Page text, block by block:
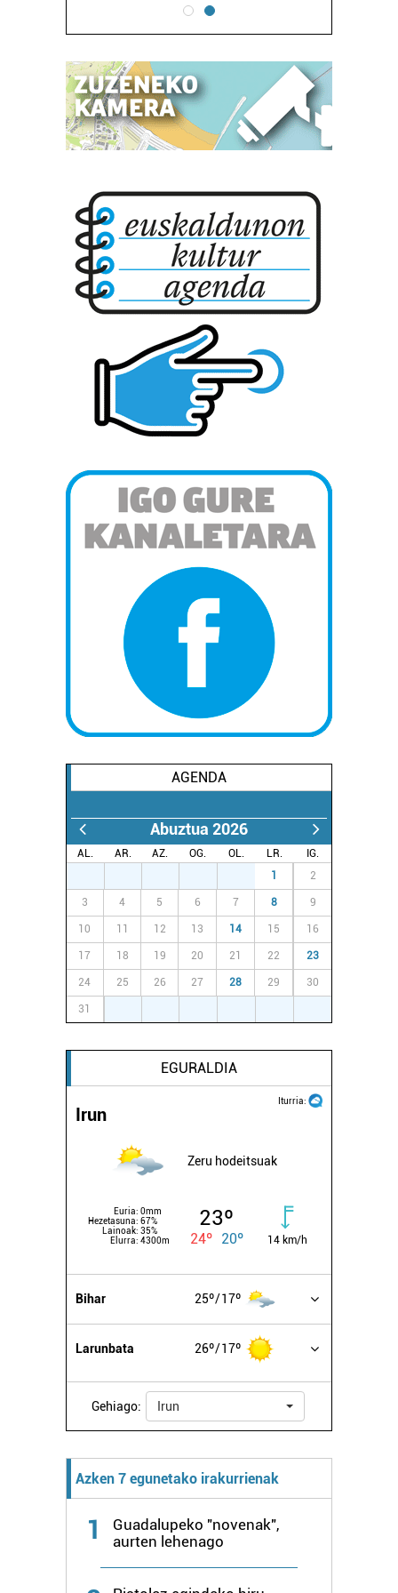
datuen atalean. Edozein unetan alda edo ken dezakezu
zure baimena Cookieen adierazpenean.
Webgune honek cookie propioak eta hirugarrenen cookie-
fitxategiak erabiltzen ditu. Zure esperientzia eta
baliatzen gara. Ohar hau onartuz gero, teknologia hori
erabiltzeko baimen esplizitua ematen diguzu.Gehiago
AGENDA
Abuztua 2026
AL. AR. AZ. OG. OL. LR.
IG.
1 2
3 4 5 6 7 8 9
10 11 12 13 14 15 16
17 18 19 20 21 22 23
24 25 26 27 28 29 30
31
EGURALDIA
Iturria:
Irun
Zeru hodeitsuak
Euria: 0mm
Hezetasuna: 67%
Lainoak: 35%
Elurra: 4300m
23º
24º 20º 14 km/h
Bihar 25º 17º
Larunbata 26º 17º
Gehiago: Irun
Azken 7 egunetako irakurrienak
1
Guadalupeko "novenak",
aurten lehenago